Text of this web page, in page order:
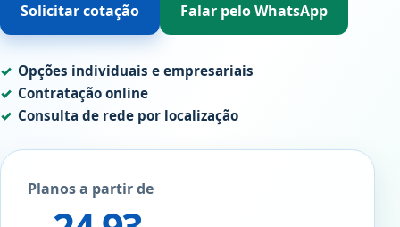
Solicitar cotação Falar pelo WhatsApp
Opções individuais e empresariais
Contratação online
Consulta de rede por localização
Planos a partir de